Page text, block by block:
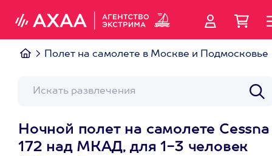
Полет на самолете в Москве и Подмосковье
Ночной полет на самолете Cessna
172 над МКАД, для 1-3 человек